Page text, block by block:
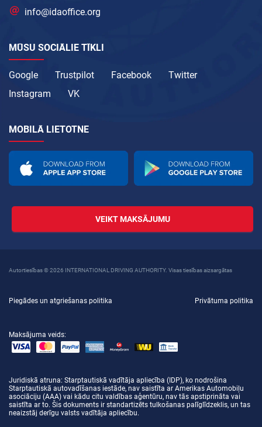
info@idaoffice.org
MŪSU SOCIĀLIE TĪKLI
Google Trustpilot Facebook
Twitter
Instagram
VK
MOBILĀ LIETOTNE
VEIKT MAKSĀJUMU
Autortiesības © 2026 INTERNATIONAL DRIVING AUTHORITY. Visas tiesības aizsargātas
Piegādes un atgriešanas politika Privātuma politika
Maksājuma veids:
Juridiskā atruna: Starptautiskā vadītāja apliecība (IDP), ko nodrošina
Starptautiskā autovadīšanas iestāde, nav saistīta ar Amerikas Automobiļu
asociāciju (AAA) vai kādu citu valdības aģentūru, nav tās apstiprināta vai
saistīta ar to. Šis dokuments ir standartizēts tulkošanas palīglīdzeklis, un tas
neaizstāj derīgu valsts vadītāja apliecību.